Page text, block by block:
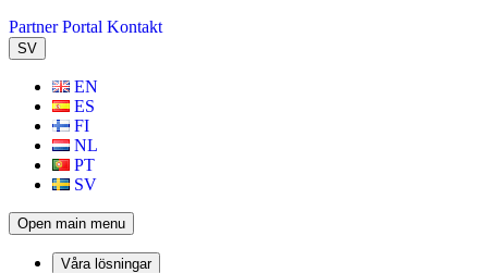
Partner Portal Kontakt
SV
EN
ES
FI
NL
PT
SV
Open main menu
Våra lösningar